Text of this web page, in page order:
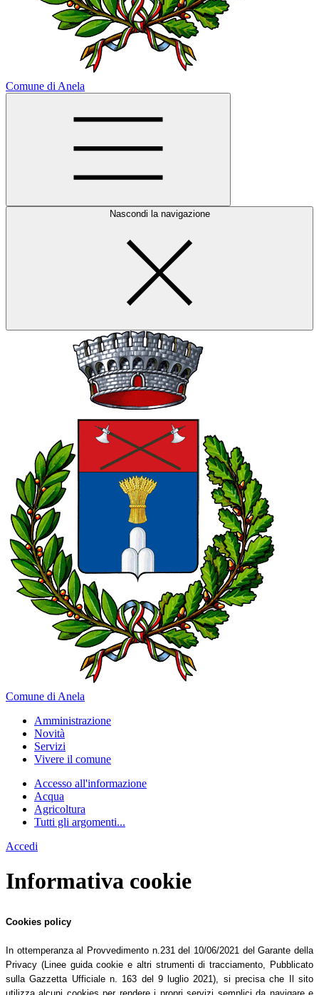
Comune di Anela
Nascondi la navigazione
Comune di Anela
Amministrazione
Novità
Servizi
Vivere il comune
Accesso all'informazione
Acqua
Agricoltura
Tutti gli argomenti...
Accedi
Informativa cookie
Cookies policy
In ottemperanza al Provvedimento n.231 del 10/06/2021 del Garante della
Privacy (Linee guida cookie e altri strumenti di tracciamento, Pubblicato
sulla Gazzetta Ufficiale n. 163 del 9 luglio 2021), si precisa che Il sito